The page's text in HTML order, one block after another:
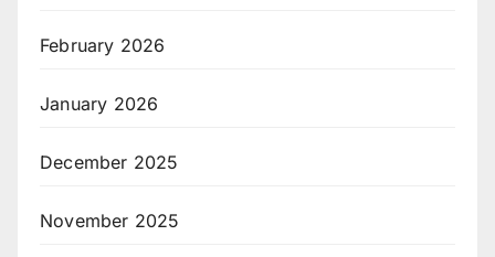
February 2026
January 2026
December 2025
November 2025